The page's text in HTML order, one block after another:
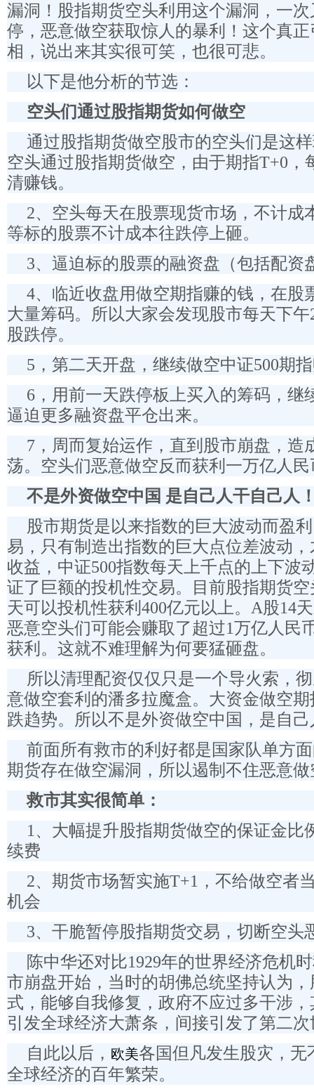
漏洞！股指期货空头利用这个漏洞，一
停，恶意做空获取惊人的暴利！这个真
相，说出来其实很可笑，也很可悲。
以下是他分析的节选：
空头们通过股指期货如何做空
通过股指期货做空股市的空头们是这
空头通过股指期货做空，由于期指T+0，
清赚钱。
2、空头每天在股票现货市场，不计成
等标的股票不计成本往跌停上砸。
3、逼迫标的股票的融资盘（包括配资
4、临近收盘用做空期指赚的钱，在股
大量筹码。所以大家会发现股市每天下
股跌停。
5，第二天开盘，继续做空中证500期
6，用前一天跌停板上买入的筹码，继
逼迫更多融资盘平仓出来。
7，周而复始运作，直到股市崩盘，造
荡。空头们恶意做空反而获利一万亿人民
不是外资做空中国 是自己人干自己人
股市期货是以来指数的巨大波动而盈
易，只有制造出指数的巨大点位差波动
收益，中证500指数每天上千点的上下波
证了巨额的投机性交易。目前股指期货
天可以投机性获利400亿元以上。A股14
恶意空头们可能会赚取了超过1万亿人民
获利。这就不难理解为何要猛砸盘。
所以清理配资仅仅只是一个导火索，
意做空套利的潘多拉魔盒。大资金做空
跌趋势。所以不是外资做空中国，是自
前面所有救市的利好都是国家队单方
期货存在做空漏洞，所以遏制不住恶意
救市其实很简单：
1、大幅提升股指期货做空的保证金比
续费
2、期货市场暂实施T+1，不给做空者
机会
3、干脆暂停股指期货交易，切断空头
陈中华还对比1929年的世界经济危机
市崩盘开始，当时的胡佛总统坚持认为
式，能够自我修复，政府不应过多干涉
引发全球经济大萧条，间接引发了第二
自此以后， 欧美各国但凡发生股灾，
全球经济的百年繁荣。